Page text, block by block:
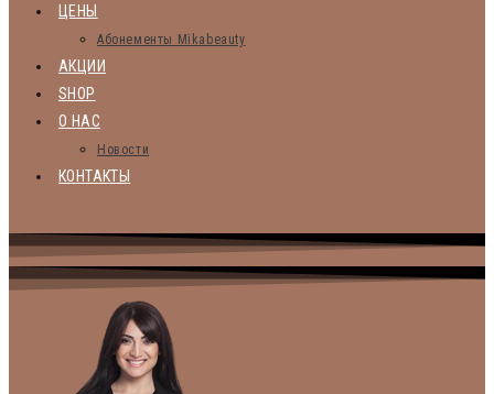
ЦЕНЫ
Абонементы Mikabeauty
АКЦИИ
SHOP
О НАС
Новости
КОНТАКТЫ